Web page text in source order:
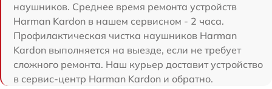
наушников. Среднее время ремонта устройств
Harman Kardon в нашем сервисном - 2 часа.
Профилактическая чистка наушников Harman
Kardon выполняется на выезде, если не требует
сложного ремонта. Наш курьер доставит устройство
в сервис-центр Harman Kardon и обратно.